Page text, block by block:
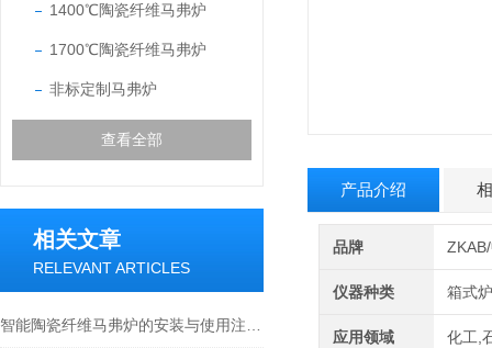
1400℃陶瓷纤维马弗炉
1700℃陶瓷纤维马弗炉
非标定制马弗炉
查看全部
相关文章
RELEVANT ARTICLES
产品介绍
品牌
仪器种类 箱式炉
应用领域 化工,